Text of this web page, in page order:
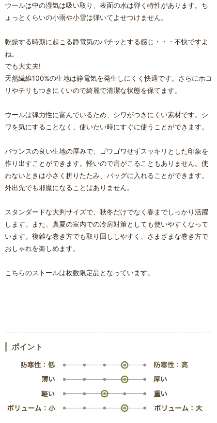
ポイント
ウールは中の湿気は吸い取り、表面の水は弾く特性があります。ち
ょっとくらいの小雨や小雪は弾いてよせつけません。
乾燥する時期に起こる静電気のパチッとする感じ・・・不快ですよ
ね。
でも大丈夫!
天然繊維100%の生地は静電気を発生しにくく快適です。さらにホコ
リやチリもつきにくいので綺麗で清潔な状態を保てます。
ウールは弾力性に富んでいるため、シワがつきにくい素材です。シ
ワを気にすることなく、使いたい時にすぐに使うことができます。
バランスの良い生地の厚みで、ゴワゴワせずスッキリとした印象を
作り出すことができます。軽いので肩がこることもありません。使
わないときは小さく折りたたみ、バッグに入れることができます。
外出先でも邪魔になることはありません。
スタンダードな大判サイズで、秋冬だけでなく春までしっかり活躍
します。また、真夏の室内での冷房対策としても使いやすくなって
います。複雑な巻き方でも取り回ししやすく、さまざまな巻き方で
おしゃれを楽しめます。
こちらのストールは枚数限定品となっています。